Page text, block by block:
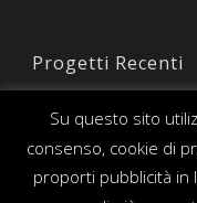
Progetti Recenti
Su questo sito
consenso, cookie di
proporti pubblicità in